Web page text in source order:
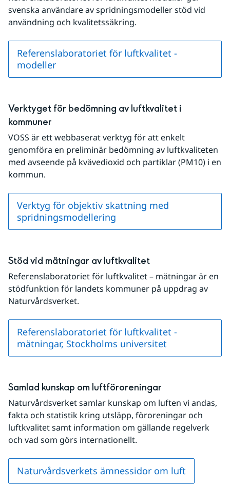
svenska användare av spridningsmodeller stöd vid
användning och kvalitetssäkring.
Referenslaboratoriet för luftkvalitet -
modeller
Verktyget för bedömning av luftkvalitet i
kommuner
VOSS är ett webbaserat verktyg för att enkelt
genomföra en preliminär bedömning av luftkvaliteten
med avseende på kvävedioxid och partiklar (PM10) i en
kommun.
Verktyg för objektiv skattning med
spridningsmodellering
Stöd vid mätningar av luftkvalitet
Referenslaboratoriet för luftkvalitet – mätningar är en
stödfunktion för landets kommuner på uppdrag av
Naturvårdsverket.
Referenslaboratoriet för luftkvalitet -
mätningar, Stockholms universitet
Samlad kunskap om luftföroreningar
Naturvårdsverket samlar kunskap om luften vi andas,
fakta och statistik kring utsläpp, föroreningar och
luftkvalitet samt information om gällande regelverk
och vad som görs internationellt.
Naturvårdsverkets ämnessidor om luft